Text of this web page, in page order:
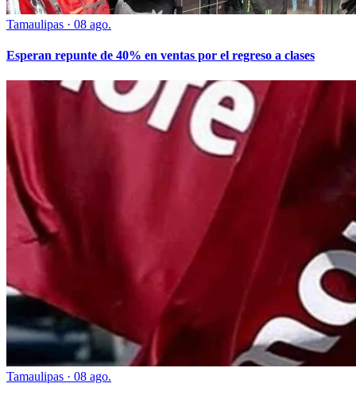
Tamaulipas · 08 ago.
Esperan repunte de 40% en ventas por el regreso a clases
Tamaulipas · 08 ago.